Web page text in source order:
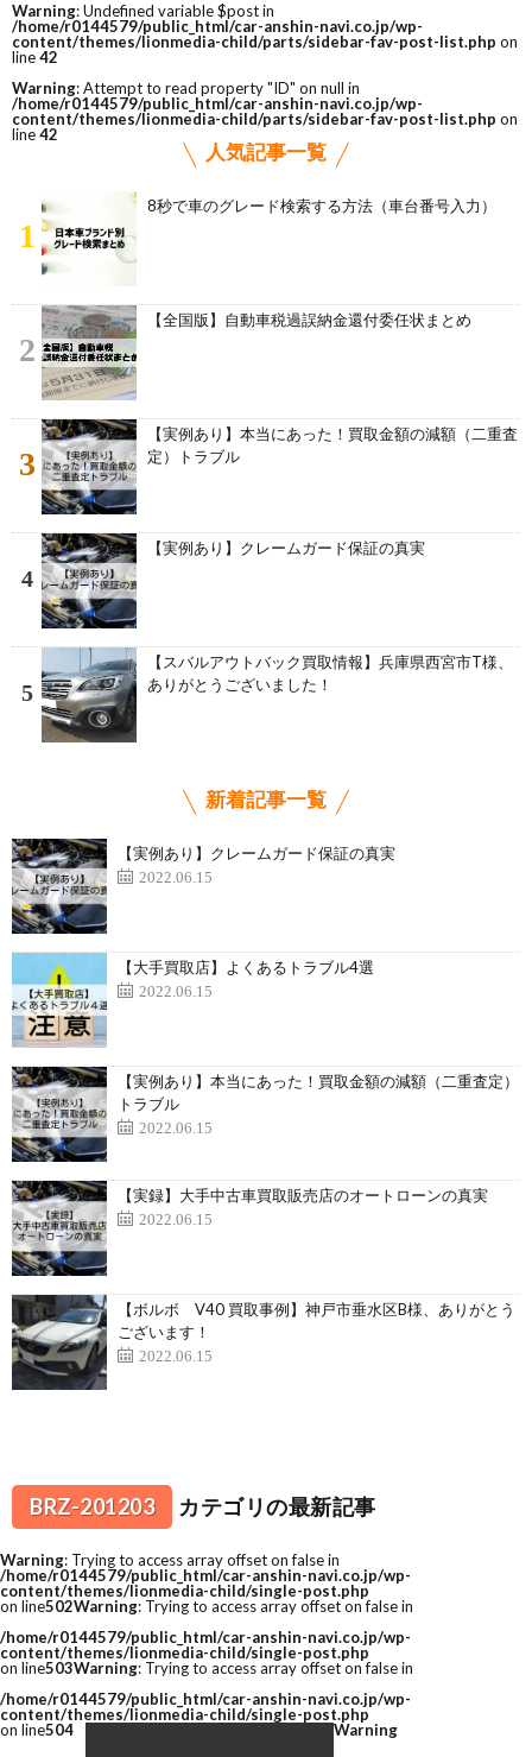
Warning: Undefined variable $post in
/home/r0144579/public_html/car-anshin-navi.co.jp/wp-
content/themes/lionmedia-child/parts/sidebar-fav-post-list.php on
line42
Warning: Attempt to read property "ID" on null in
/home/r0144579/public_html/car-anshin-navi.co.jp/wp-
content/themes/lionmedia-child/parts/sidebar-fav-post-list.php on
line42
人気記事一覧
1
8秒で車のグレード検索する方法（車台番号入力）
2
【全国版】自動車税過誤納金還付委任状まとめ
3
【実例あり】本当にあった！買取金額の減額（二重査
定）トラブル
4
【実例あり】クレームガード保証の真実
5
【スバルアウトバック買取情報】兵庫県西宮市T様、
ありがとうございました！
新着記事一覧
【実例あり】クレームガード保証の真実
2022.06.15
【大手買取店】よくあるトラブル4選
2022.06.15
【実例あり】本当にあった！買取金額の減額（二重査定）
トラブル
2022.06.15
【実録】大手中古車買取販売店のオートローンの真実
2022.06.15
【ボルボ V40 買取事例】神戸市垂水区B様、ありがとう
ございます！
2022.06.15
BRZ-201203 カテゴリの最新記事
Warning: Trying to access array offset on false in
/home/r0144579/public_html/car-anshin-navi.co.jp/wp-
content/themes/lionmedia-child/single-post.php
on line502Warning: Trying to access array offset on false in
/home/r0144579/public_html/car-anshin-navi.co.jp/wp-
content/themes/lionmedia-child/single-post.php
on line503Warning: Trying to access array offset on false in
/home/r0144579/public_html/car-anshin-navi.co.jp/wp-
content/themes/lionmedia-child/single-post.php
on line504 Warning